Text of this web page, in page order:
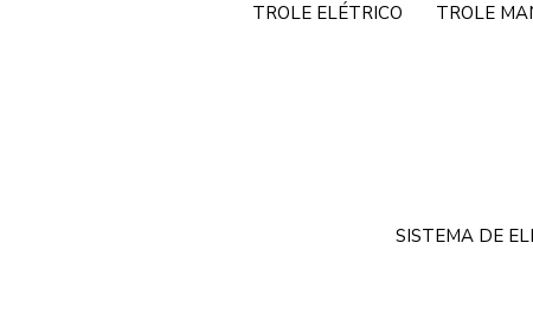
TROLE ELÉTRICO TROLE
SISTEMA DE